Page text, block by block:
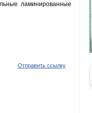
ламинированные
Отправить ссылку